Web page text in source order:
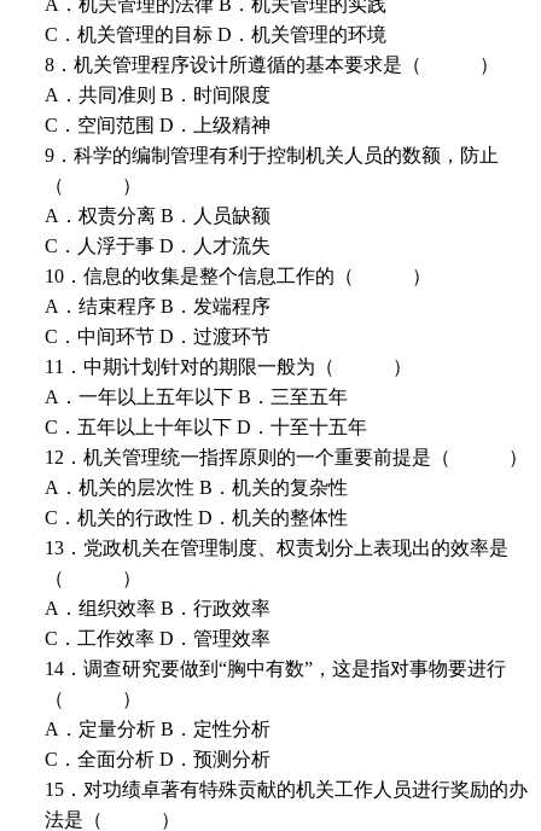
C．机关管理的目标 D．机关管理的环境
8．机关管理程序设计所遵循的基本要求是（ ）
A．共同准则 B．时间限度
C．空间范围 D．上级精神
9．科学的编制管理有利于控制机关人员的数额，防止
（ ）
A．权责分离 B．人员缺额
C．人浮于事 D．人才流失
10．信息的收集是整个信息工作的（ ）
A．结束程序 B．发端程序
C．中间环节 D．过渡环节
11．中期计划针对的期限一般为（ ）
A．一年以上五年以下 B．三至五年
C．五年以上十年以下 D．十至十五年
12．机关管理统一指挥原则的一个重要前提是（ ）
A．机关的层次性 B．机关的复杂性
C．机关的行政性 D．机关的整体性
13．党政机关在管理制度、权责划分上表现出的效率是
（ ）
A．组织效率 B．行政效率
C．工作效率 D．管理效率
14．调查研究要做到“胸中有数”，这是指对事物要进行
（ ）
A．定量分析 B．定性分析
C．全面分析 D．预测分析
15．对功绩卓著有特殊贡献的机关工作人员进行奖励的办
法是（ ）